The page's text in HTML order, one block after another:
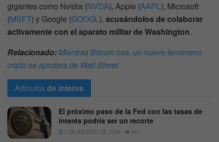
gigantes como Nvidia (NVDA), Apple (AAPL), Microsoft
(MSFT) y Google (GOOGL), acusándolos de colaborar
activamente con el aparato militar de Washington.
Relacionado:Mientras Bitcoin cae, un nuevo fenómeno
cripto se apodera de Wall Street
Articulosde interes
El próximo paso de la Fed con las tasas de
interés podría ser un recorte
7 DE AGOSTO DE 2026 621